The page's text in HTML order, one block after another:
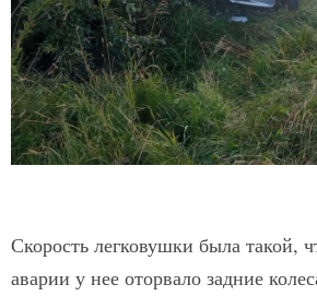
Скорость легковушки была такой,
аварии у нее оторвало задние